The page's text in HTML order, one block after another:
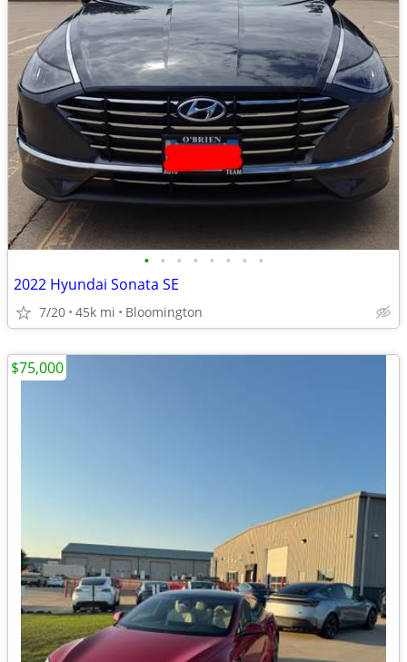
• • • • • • • •
2022 Hyundai Sonata SE
7/20 45k mi Bloomington
$75,000